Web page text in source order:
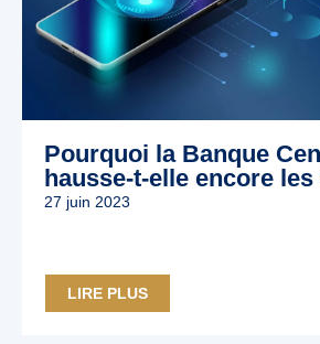
Pourquoi la Banque
hausse-t-elle encore les
27 juin 2023
LIRE PLUS